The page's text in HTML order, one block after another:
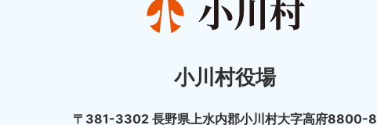
小川村役場
〒381-3302 長野県上水内郡小川村大字高府8800-8